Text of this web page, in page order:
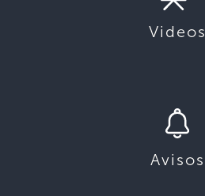
Videos
Avisos